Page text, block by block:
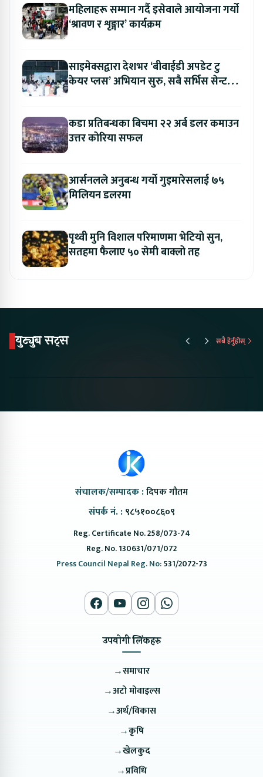
महिलाहरू सम्मान गर्दै इसेवाले आयोजना गर्यो
‘श्रावण र शृङ्गार’ कार्यक्रम
साइमेक्सद्वारा देशभर ‘बीवाईडी अपडेट टु
केयर प्लस’ अभियान सुरु, सबै सर्भिस सेन्टरमा
कडा प्रतिबन्धका बिचमा २२ अर्ब डलर कमाउन
उत्तर कोरिया सफल
आर्सनलले अनुबन्ध गर्यो गुइमारेसलाई ७५
मिलियन डलरमा
पृथ्वी मुनि विशाल परिमाणमा भेटियो सुन,
सतहमा फैलाए ५० सेमी बाक्लो तह
युट्युब सट्स सबै हेर्नुहोस्
संचालक/सम्पादक :दिपक गौतम
संपर्क नं. : ९८५१००८६०९
Reg. Certificate No. 258/073-74
Reg. No. 130631/071/072
Press Council Nepal Reg. No:531/2072-73
उपयोगी लिंकहरु
→समाचार
→अटो मोवाइल्स
→अर्थ/विकास
→कृषि
→खेलकुद
→प्रविधि